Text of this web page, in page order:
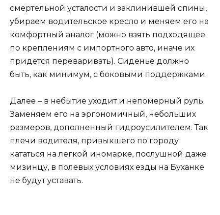
смертельной усталости и заклинившей спины,
убираем водительское кресло и меняем его на
комфортный аналог (можно взять подходящее
по креплениям с импортного авто, иначе их
придется переваривать). Сиденье должно
быть, как минимум, с боковыми поддержками.
Далее – в небытие уходит и непомерный руль.
Заменяем его на эргономичный, небольших
размеров, дополненный гидроусилителем. Так
плечи водителя, привыкшего по городу
кататься на легкой иномарке, послушной даже
мизинцу, в полевых условиях езды на Буханке
не будут уставать.